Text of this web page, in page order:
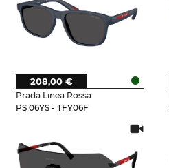
Prada Linea Rossa
PS 06YS - TFY06F
208,00 €